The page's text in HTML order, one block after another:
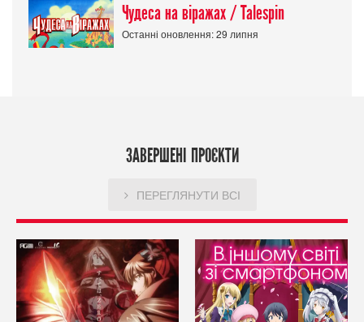
Чудеса на віражах / Talespin
Останні оновлення: 29 липня
ЗАВЕРШЕНІ ПРОЄКТИ
ПЕРЕГЛЯНУТИ ВСІ